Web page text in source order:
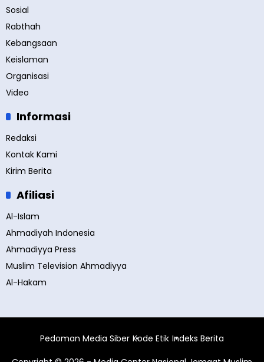
Sosial
Rabthah
Kebangsaan
Keislaman
Organisasi
Video
Informasi
Redaksi
Kontak Kami
Kirim Berita
Afiliasi
Al-Islam
Ahmadiyah Indonesia
Ahmadiyya Press
Muslim Television Ahmadiyya
Al-Hakam
Pedoman Media Siber Kode Etik Indeks Berita